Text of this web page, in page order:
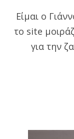
Είμαι ο
το site
για την